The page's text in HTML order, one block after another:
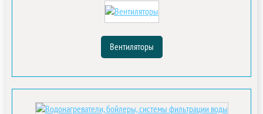
Вентиляторы